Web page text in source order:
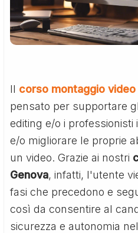
Il corso montaggio video
pensato per supportare
editing e/o i
e/o migliorare le proprie
un video. Grazie ai nostri
Genova, infatti, l'utente
fasi che precedono e
così da consentire al
sicurezza e autonomia